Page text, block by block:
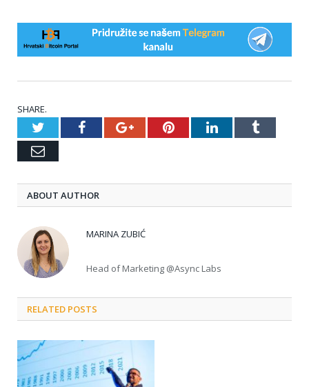
SHARE.
TwitterFacebookGoogle+PinterestLinkedInTumblr
Email
ABOUT AUTHOR
MARINA ZUBIĆ
Head of Marketing @Async Labs
RELATED POSTS